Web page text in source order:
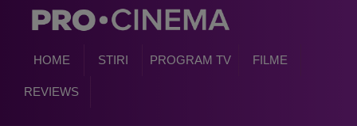
HOME STIRI PROGRAM TV FILME
REVIEWS